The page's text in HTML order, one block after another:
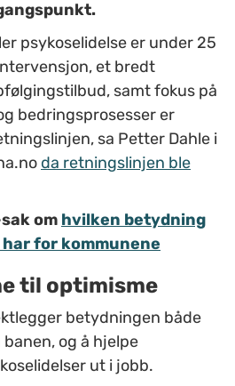
psykoselidelse er under 25
et bredt
samt fokus på
bedringsprosesser er
sa Petter Dahle i
da retningslinjen ble
om hvilken betydning
for kommunene
til optimisme
betydningen både
og å hjelpe
ut i jobb.